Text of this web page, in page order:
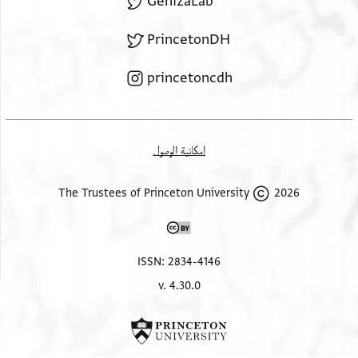
בק דינ' בתאריך דו אלקעדה מן סנה סת ורקעה בכט
אבו אלפרג בן קסאסה בכט ונצף וחסכה פצה ומגסל פצה
PrincetonDH
princetoncdh
إمكانية الوصول
2026 The Trustees of Princeton University
ISSN: 2834-4146
v. 4.30.0